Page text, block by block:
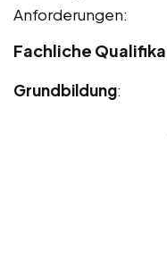
Anforderungen:
Fachliche
Grundbildung: